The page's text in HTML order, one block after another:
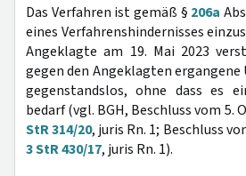
Das Verfahren ist gemäß § 206a
eines Verfahrenshindernisses
Angeklagte am 19. Mai 2023
gegen den Angeklagten
gegenstandslos, ohne dass es
bedarf (vgl. BGH, Beschluss vom 5.
StR 314/20, juris Rn. 1; Beschluss
3 StR 430/17, juris Rn. 1).